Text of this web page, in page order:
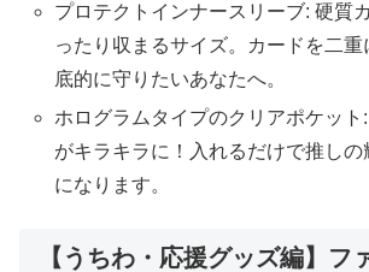
プロテクトインナースリーブ: 硬質
ったり収まるサイズ。カードを二
底的に守りたいあなたへ。
ホログラムタイプのクリアポケット
がキラキラに！入れるだけで推しの
になります。
【うちわ・応援グッズ編】フ